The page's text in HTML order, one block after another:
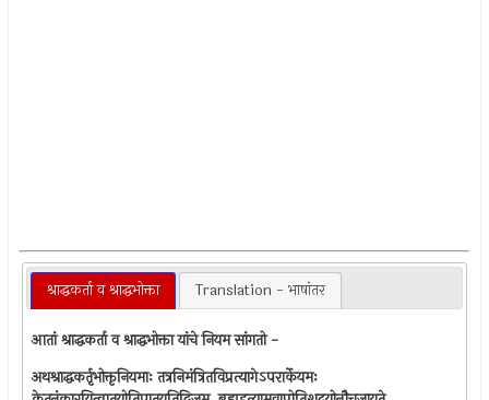
श्राद्धकर्ता व श्राद्धभोक्ता Translation - भाषांतर
आतां श्राद्धकर्ता व श्राद्धभोक्ता यांचे नियम सांगतो -
अथश्राद्धकर्तृभोक्तृनियमाः तत्रनिमंत्रितविप्रत्यागेऽपरार्केयमः